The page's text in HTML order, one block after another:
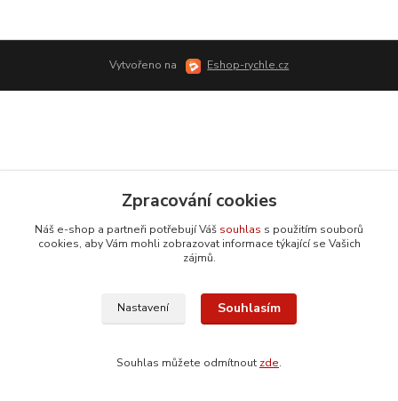
Vytvořeno na Eshop-rychle.cz
Zpracování cookies
Náš e-shop a partneři potřebují Váš souhlas s použitím souborů
cookies, aby Vám mohli zobrazovat informace týkající se Vašich
zájmů.
Nastavení Souhlasím
Souhlas můžete odmítnout zde.